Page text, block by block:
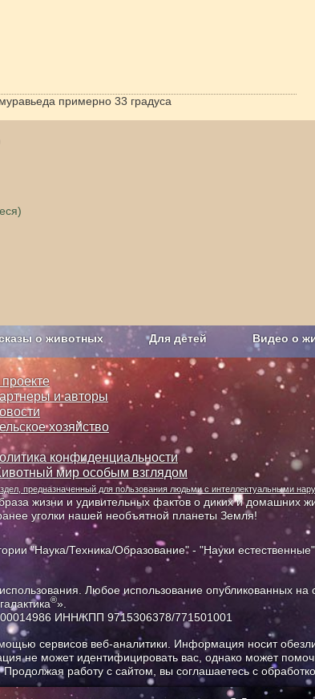
примерно 33 градуса
о животных Для детей Видео о
О проекте Сельское
и авторы
хозяйство
конфиденциальности
мир особым взглядом
предназначенный для пользования людьми с интеллектуальными
жизни и удивительных фактов о диких и домашних
уголки нашей необъятной планеты Земля!
"Наука/Техника/Образование" - "Науки
Любое использование опубликованных на
®».
ИНН/КПП 9715306378/771501001
сервисов веб-аналитики. Информация носит
не может идентифицировать вас, однако может
работу с сайтом, вы соглашаетесь с